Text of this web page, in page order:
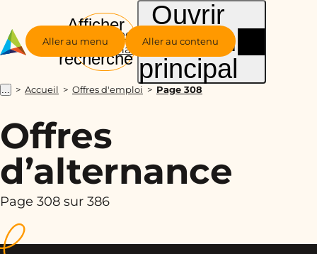
Aller au menu Aller au contenu
Groupe
Alternance
Afficher
la
recherche
Ouvrir
le menu
principal
... Accueil Offres d'emploi Page 308
Offres
d’alternance
Page 308 sur 386